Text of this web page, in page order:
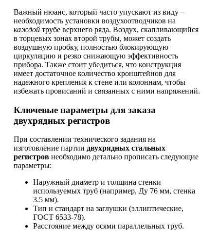
Важный нюанс, который часто упускают из виду –
необходимость установки воздухоотводчиков на
каждой трубе верхнего ряда. Воздух, скапливающийся
в торцевых зонах второй трубы, может создать
воздушную пробку, полностью блокирующую
циркуляцию и резко снижающую эффективность
прибора. Также стоит убедиться, что конструкция
имеет достаточное количество кронштейнов для
надежного крепления к стене или колоннам, чтобы
избежать провисаний и связанных с ними напряжений.
Ключевые параметры для заказа
двухрядных регистров
При составлении технического задания на
изготовление партии двухрядных стальных
регистров необходимо детально прописать следующие
параметры:
Наружный диаметр и толщина стенки
используемых труб (например, Ду 76 мм, стенка
3.5 мм).
Тип и стандарт на заглушки (эллиптические,
ГОСТ 6533-78).
Расстояние между осями параллельных труб.